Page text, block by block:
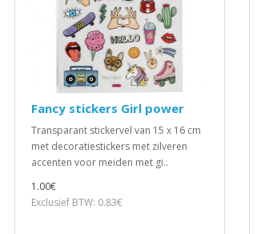
Fancy stickers Girl power
Transparant stickervel van 15 x 16 cm
met decoratiestickers met zilveren
accenten voor meiden met gi..
1.00€
Exclusief BTW: 0.83€